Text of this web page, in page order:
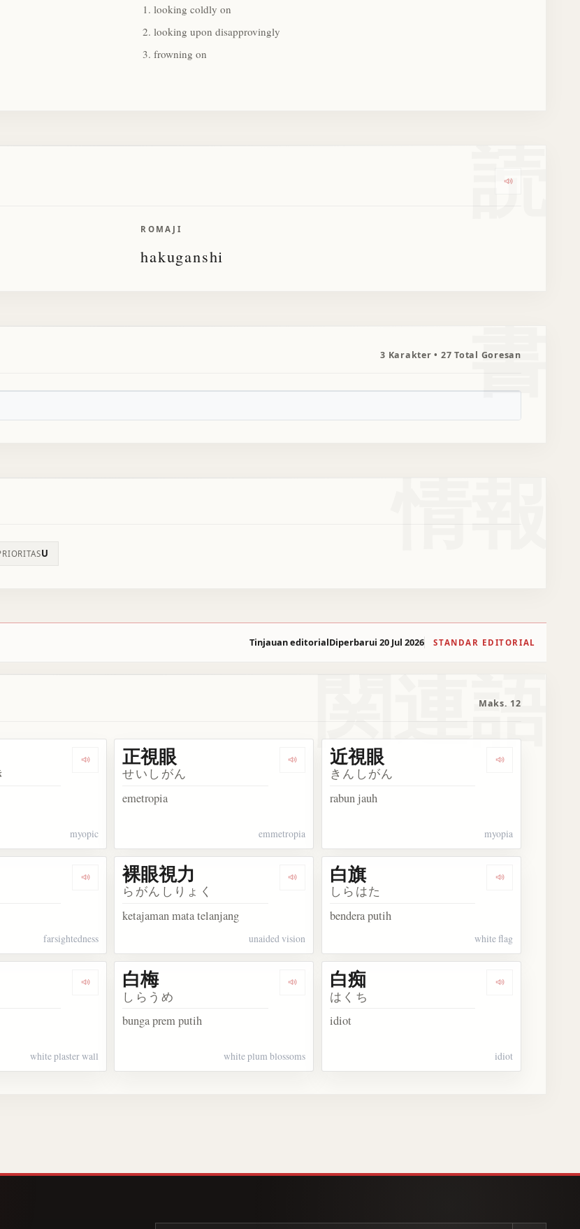
looking coldly on
looking upon disapprovingly
frowning on
読Dengarkan
ROMAJI
hakuganshi
書
3 Karakter • 27 Total Goresan
U
Tinjauan editorialDiperbarui 20 Jul 2026 STANDAR EDITORIAL
関連語
Maks. 12
Dengarkan 近視眼的
myopic
Dengarkan 正視眼
正視眼
せいしがん
emetropia
emmetropia
Dengarkan 近視
近視眼
きんしがん
rabun jauh
myopia
Dengarkan 遠視眼
farsightedness
Dengarkan 裸眼視力
裸眼視力
らがんしりょく
ketajaman mata telanjang
unaided vision
Dengarkan 白旗
白旗
しらはた
bendera putih
white flag
Dengarkan 白壁
white plaster wall
Dengarkan 白梅
白梅
しらうめ
bunga prem putih
white plum blossoms
Dengarkan 白痴
白痴
はくち
idiot
idiot